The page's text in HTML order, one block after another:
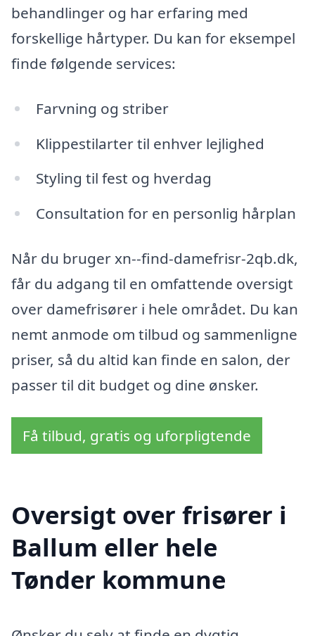
behandlinger og har erfaring med
forskellige hårtyper. Du kan for eksempel
finde følgende services:
Farvning og striber
Klippestilarter til enhver lejlighed
Styling til fest og hverdag
Consultation for en personlig hårplan
Når du bruger xn--find-damefrisr-2qb.dk,
får du adgang til en omfattende oversigt
over damefrisører i hele området. Du kan
nemt anmode om tilbud og sammenligne
priser, så du altid kan finde en salon, der
passer til dit budget og dine ønsker.
Få tilbud, gratis og uforpligtende
Oversigt over frisører i
Ballum eller hele
Tønder kommune